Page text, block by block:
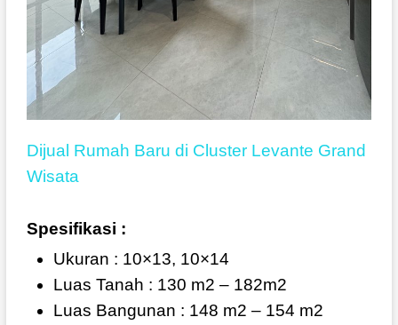
Dijual Rumah Baru di Cluster Levante Grand
Wisata
Spesifikasi :
Ukuran : 10×13, 10×14
Luas Tanah : 130 m2 – 182m2
Luas Bangunan : 148 m2 – 154 m2